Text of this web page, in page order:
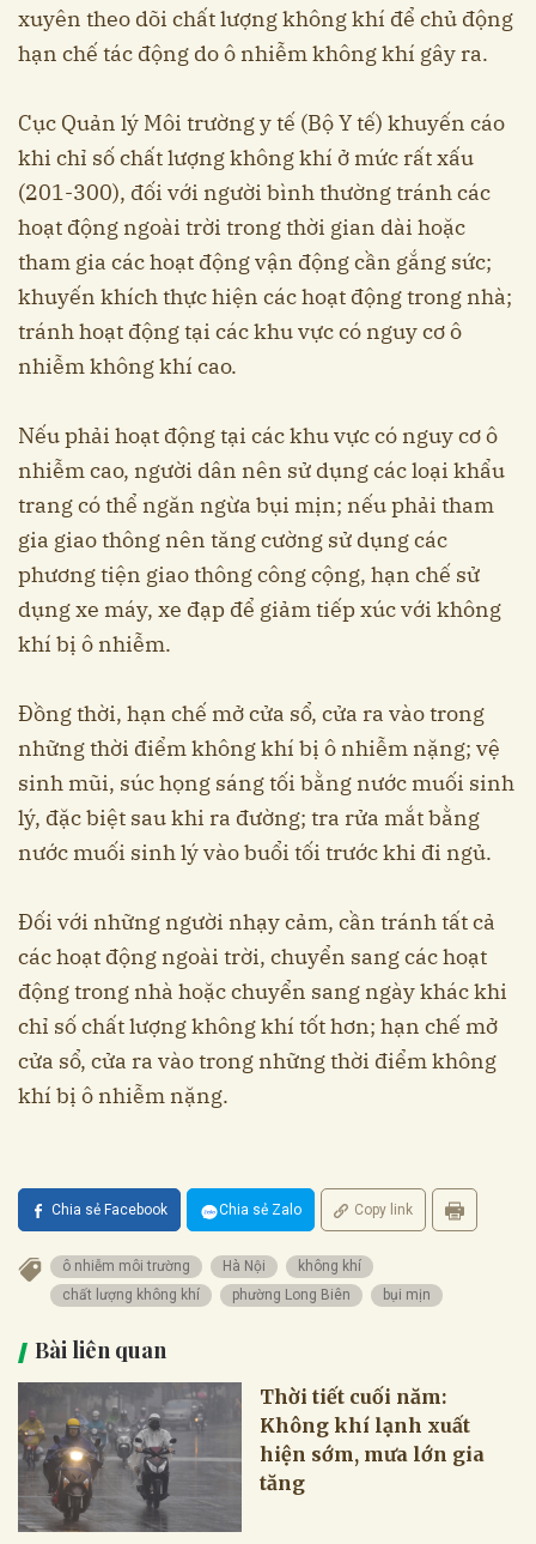
xuyên theo dõi chất lượng không khí để chủ động
hạn chế tác động do ô nhiễm không khí gây ra.
Cục Quản lý Môi trường y tế (Bộ Y tế) khuyến cáo
khi chỉ số chất lượng không khí ở mức rất xấu
(201-300), đối với người bình thường tránh các
hoạt động ngoài trời trong thời gian dài hoặc
tham gia các hoạt động vận động cần gắng sức;
khuyến khích thực hiện các hoạt động trong nhà;
tránh hoạt động tại các khu vực có nguy cơ ô
nhiễm không khí cao.
Nếu phải hoạt động tại các khu vực có nguy cơ ô
nhiễm cao, người dân nên sử dụng các loại khẩu
trang có thể ngăn ngừa bụi mịn; nếu phải tham
gia giao thông nên tăng cường sử dụng các
phương tiện giao thông công cộng, hạn chế sử
dụng xe máy, xe đạp để giảm tiếp xúc với không
khí bị ô nhiễm.
Đồng thời, hạn chế mở cửa sổ, cửa ra vào trong
những thời điểm không khí bị ô nhiễm nặng; vệ
sinh mũi, súc họng sáng tối bằng nước muối sinh
lý, đặc biệt sau khi ra đường; tra rửa mắt bằng
nước muối sinh lý vào buổi tối trước khi đi ngủ.
Đối với những người nhạy cảm, cần tránh tất cả
các hoạt động ngoài trời, chuyển sang các hoạt
động trong nhà hoặc chuyển sang ngày khác khi
chỉ số chất lượng không khí tốt hơn; hạn chế mở
cửa sổ, cửa ra vào trong những thời điểm không
khí bị ô nhiễm nặng.
Chia sẻ Facebook Chia sẻ Zalo Copy link
ô nhiễm môi trường Hà Nội
không khí
chất lượng không khí
phường Long Biên bụi mịn
Bài liên quan
Thời tiết cuối năm:
Không khí lạnh xuất
hiện sớm, mưa lớn gia
tăng